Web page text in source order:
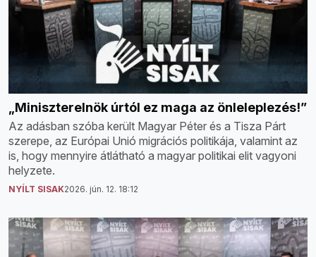
„Miniszterelnök úrtól ez maga az önleleplezés!”
Az adásban szóba került Magyar Péter és a Tisza Párt
szerepe, az Európai Unió migrációs politikája, valamint az
is, hogy mennyire átlátható a magyar politikai elit vagyoni
helyzete.
NYÍLT SISAK2026. jún. 12. 18:12